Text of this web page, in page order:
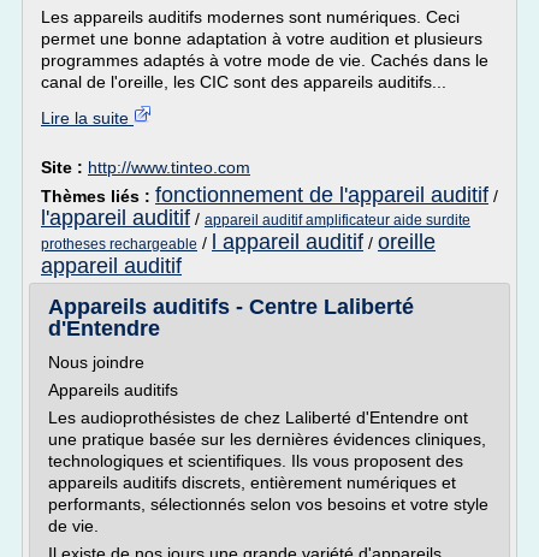
Les appareils auditifs modernes sont numériques. Ceci
permet une bonne adaptation à votre audition et plusieurs
programmes adaptés à votre mode de vie. Cachés dans le
canal de l'oreille, les CIC sont des appareils auditifs...
Lire la suite
Site : http://www.tinteo.com
Thèmes liés : fonctionnement de l'appareil auditif /
l'appareil auditif / appareil auditif amplificateur aide surdite
protheses rechargeable / l appareil auditif / oreille
appareil auditif
Appareils auditifs - Centre Laliberté
d'Entendre
Nous joindre
Appareils auditifs
Les audioprothésistes de chez Laliberté d'Entendre ont
une pratique basée sur les dernières évidences cliniques,
technologiques et scientifiques. Ils vous proposent des
appareils auditifs discrets, entièrement numériques et
performants, sélectionnés selon vos besoins et votre style
de vie.